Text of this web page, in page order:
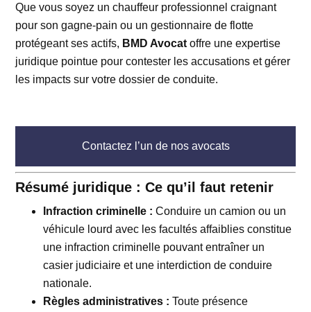
Que vous soyez un chauffeur professionnel craignant
pour son gagne-pain ou un gestionnaire de flotte
protégeant ses actifs, BMD Avocat offre une expertise
juridique pointue pour contester les accusations et gérer
les impacts sur votre dossier de conduite.
Contactez l’un de nos avocats
Résumé juridique : Ce qu’il faut retenir
Infraction criminelle : Conduire un camion ou un
véhicule lourd avec les facultés affaiblies constitue
une infraction criminelle pouvant entraîner un
casier judiciaire et une interdiction de conduire
nationale.
Règles administratives : Toute présence